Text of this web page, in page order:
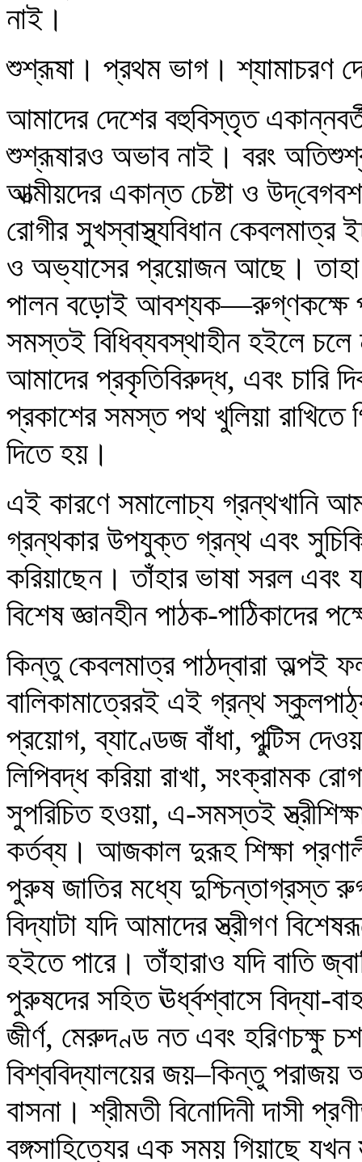
নাই।
শুশ্রূষা। প্রথম ভাগ। শ্যামাচরণ
আমাদের দেশের বহুবিস্তৃত
শুশ্রূষারও অভাব নাই। বরং
আত্মীয়দের একান্ত চেষ্টা ও
রোগীর সুখস্বাস্থ্যবিধান কেবলমাত্র
ও অভ্যাসের প্রয়োজন আছে। তাহা
পালন বড়োই আবশ্যক—রুগ্‌ণকক্ষে
সমস্তই বিধিব্যবস্থাহীন হইলে
আমাদের প্রকৃতিবিরুদ্ধ, এবং চারি
প্রকাশের সমস্ত পথ খুলিয়া রাখিতে
দিতে হয়।
এই কারণে সমালোচ্য গ্রন্থখানি
গ্রন্থকার উপযুক্ত গ্রন্থ এবং
করিয়াছেন। তাঁহার ভাষা সরল এবং
বিশেষ জ্ঞানহীন পাঠক-পাঠিকাদের
কিন্তু কেবলমাত্র পাঠদ্বারা অল্পই
বালিকামাত্রেরই এই গ্রন্থ
প্রয়োগ, ব্যাণ্ডেজ বাঁধা, পুল্টিস
লিপিবদ্ধ করিয়া রাখা, সংক্রামক
সুপরিচিত হওয়া, এ-সমস্তই
কর্তব্য। আজকাল দুরূহ শিক্ষা
পুরুষ জাতির মধ্যে দুশ্চিন্তাগ্রস্ত
বিদ্যাটা যদি আমাদের স্ত্রীগণ
হইতে পারে। তাঁহারাও যদি বাতি
পুরুষদের সহিত ঊর্ধ্বশ্বাসে বিদ্যা-
জীর্ণ, মেরুদণ্ড নত এবং হরিণচক্ষু
বিশ্ববিদ্যালয়ের জয়–কিন্তু পরাজয়
বাসনা। শ্রীমতী বিনোদিনী দাসী
বঙ্গসাহিত্যের এক সময় গিয়াছে